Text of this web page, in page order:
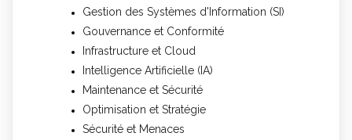
Gestion des Systèmes d'Information (SI)
Gouvernance et Conformité
Infrastructure et Cloud
Intelligence Artificielle (IA)
Maintenance et Sécurité
Optimisation et Stratégie
Sécurité et Menaces